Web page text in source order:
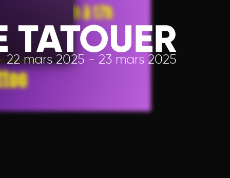
TATOUER
22 mars 2025 - 23 mars 2025